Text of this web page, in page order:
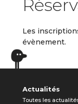
Les
évènement.
Actualités
Toutes les